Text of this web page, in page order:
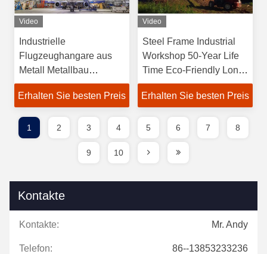
Video
Industrielle
Flugzeughangare aus
Metall Metallbau
Fertigbauten aus Stahl
Erhalten Sie besten Preis
Video
Steel Frame Industrial
Workshop 50-Year Life
Time Eco-Friendly Long
Lifespan Suitable For
Commercial Agricultural
Erhalten Sie besten Preis
1 2 3 4 5 6 7 8
9 10
Kontakte
Kontakte: Mr. Andy
Telefon: 86--13853233236